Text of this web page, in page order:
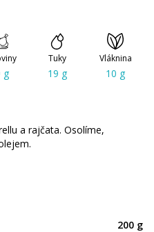
g
Tuky
19 g
Vláknina
10 g
a rajčata. Osolíme,
200 g